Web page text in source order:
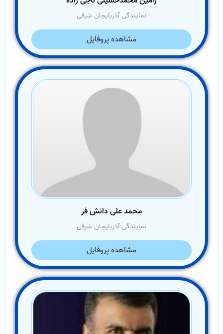
نمایندگی آذربایجان شرقی
مشاهده پروفایل
محمد علی دانش فر
نمایندگی آذربایجان شرقی
مشاهده پروفایل